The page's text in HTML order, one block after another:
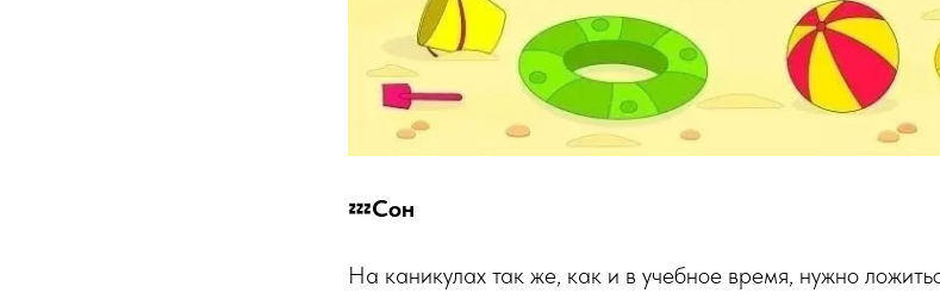
💤Сон
На каникулах так же, как и в учебное время, нужно